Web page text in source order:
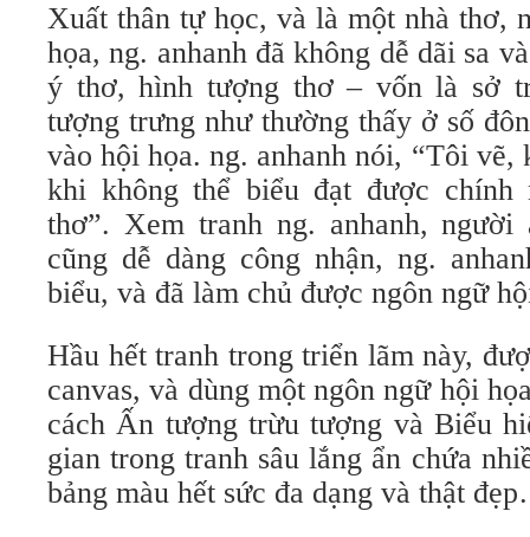
Xuất thân tự học, và là một nhà thơ,
họa, ng. anhanh đã không dễ dãi sa
ý thơ, hình tượng thơ – vốn là sở
tượng trưng như thường thấy ở số
vào hội họa. ng. anhanh nói, “Tôi
khi không thể biểu đạt được chính
thơ”. Xem tranh ng. anhanh,
cũng dễ dàng công nhận, ng.
biểu, và đã làm chủ được ngôn ngữ
Hầu hết tranh trong triển lãm này,
canvas, và dùng một ngôn ngữ hội
cách Ấn tượng trừu tượng và Biểu
gian trong tranh sâu lắng ẩn chứa
bảng màu hết sức đa dạng và thật